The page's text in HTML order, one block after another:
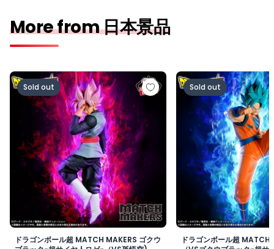
More from 日本景品
ドラゴンボール超 MATCH MAKERS ゴクウブラック-超サ
Sold out
ドラゴンボール超 MATCH MAKERS ゴクウ
ドラゴンボール超
Sold out
ドラゴンボール超 MATCH